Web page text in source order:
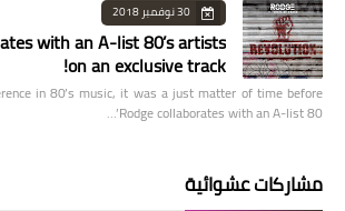
30 نوفمبر 2018
with an A-list 80’s artists
on an exclusive track!
in 80’s music, it was a just matter of time before
Rodge collaborates with an A-list 80’…
مشاركات عشوائية